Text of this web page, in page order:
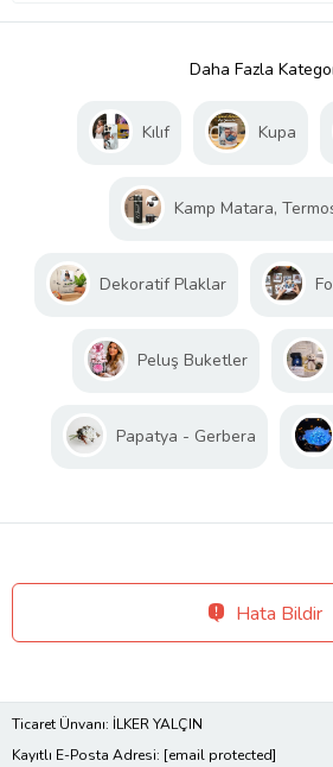
Daha Fazla
Kılıf Kupa
Kamp Matara,
Dekoratif Plaklar
Peluş Buketler
Papatya - Gerbera
Hata Bildir
Ticaret Ünvanı: İLKER YALÇIN
Kayıtlı E-Posta Adresi: [email protected]